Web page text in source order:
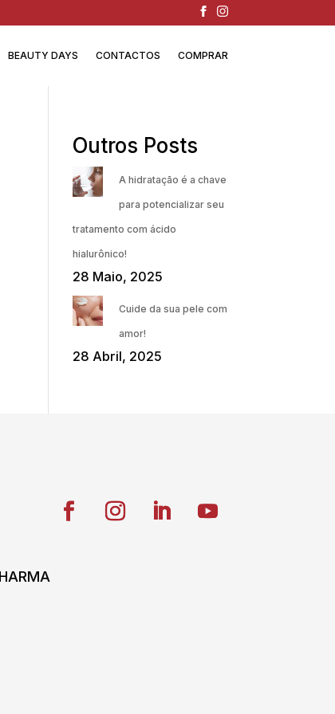
BEAUTY DAYS CONTACTOS COMPRAR
Outros Posts
A hidratação é a chave
para potencializar seu
tratamento com ácido
hialurônico!
28 Maio, 2025
Cuide da sua pele com
amor!
28 Abril, 2025